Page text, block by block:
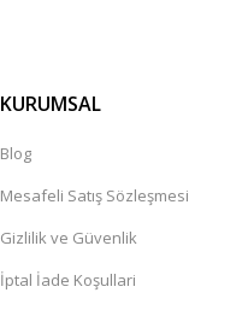
KURUMSAL
Blog
Mesafeli Satış Sözleşmesi
Gizlilik ve Güvenlik
İptal İade Koşullari